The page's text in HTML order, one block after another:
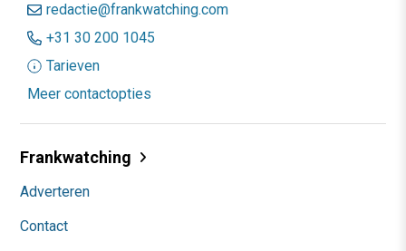
redactie@frankwatching.com
+31 30 200 1045
Tarieven
Meer contactopties
Frankwatching
Adverteren
Contact